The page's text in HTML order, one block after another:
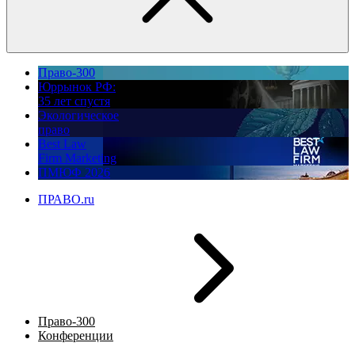
Право-300
Юррынок РФ:
35 лет спустя
Экологическое
право
Best Law
Firm Marketing
ПМЮФ 2026
ПРАВО.ru
Право-300
Конференции